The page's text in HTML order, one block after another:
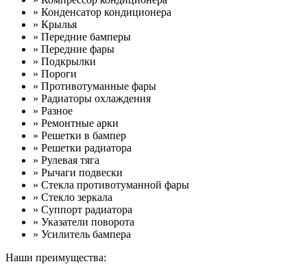
» Конденсатор кондиционера
» Крылья
» Передние бамперы
» Передние фары
» Подкрылки
» Пороги
» Противотуманные фары
» Радиаторы охлаждения
» Разное
» Ремонтные арки
» Решетки в бампер
» Решетки радиатора
» Рулевая тяга
» Рычаги подвески
» Стекла противотуманной фары
» Стекло зеркала
» Суппорт радиатора
» Указатели поворота
» Усилитель бампера
Наши преимущества: